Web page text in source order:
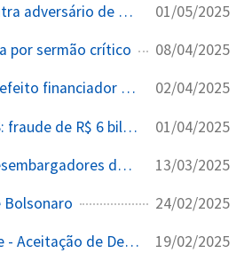
Moraes decide contra adversário de Vorcaro enquanto esposa mantinha contrato com o Master 01/05/2025
por sermão crítico 08/04/2025
Justiça solta ex-prefeito financiador de plantação de maconha 02/04/2025
Escândalo do INSS: fraude de R$ 6 bilhões em descontos indevidos a aposentados vem a público 01/04/2025
Condenação de Desembargadores do Tribunal Regional do Trabalho do Rio por Corrupção 13/03/2025
Bolsonaro 24/02/2025
Operação Faroeste - Aceitação de Denúncia pelo STJ 19/02/2025